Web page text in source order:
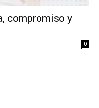
compromiso y
0